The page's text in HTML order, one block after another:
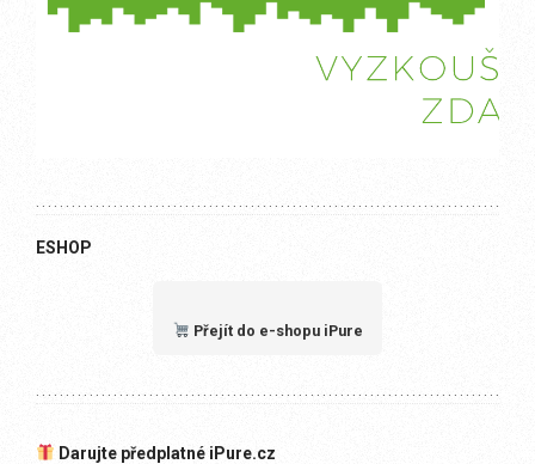
ESHOP
Přejít do e-shopu iPure
Darujte předplatné iPure.cz